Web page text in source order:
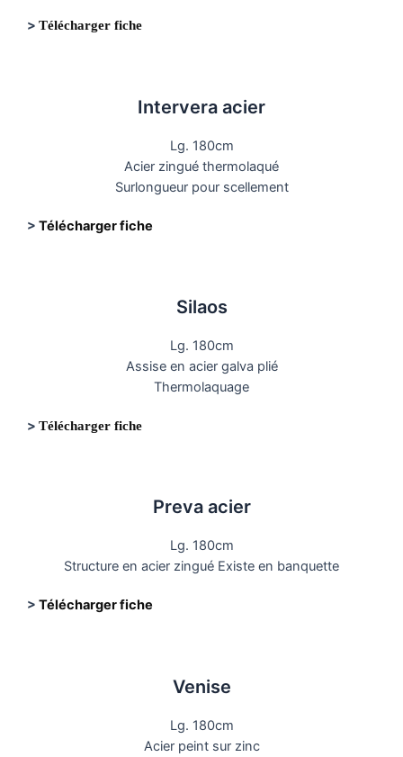
> Télécharger fiche
Intervera acier
Lg. 180cm
Acier zingué thermolaqué
Surlongueur pour scellement
> Télécharger fiche
Silaos
Lg. 180cm
Assise en acier galva plié
Thermolaquage
> Télécharger fiche
Preva acier
Lg. 180cm
Structure en acier zingué Existe en banquette
> Télécharger fiche
Venise
Lg. 180cm
Acier peint sur zinc